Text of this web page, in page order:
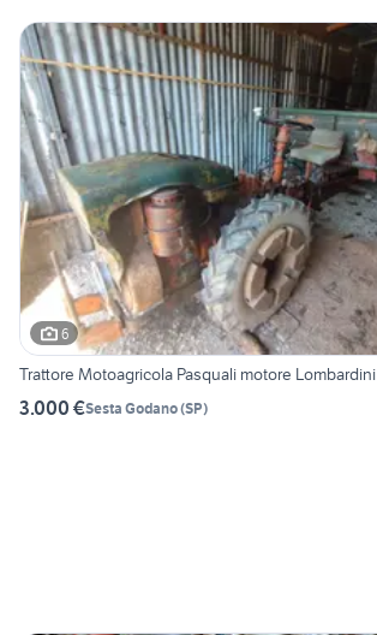
6
Trattore Motoagricola Pasquali motore Lombardini
3.000 €Sesta Godano(SP)